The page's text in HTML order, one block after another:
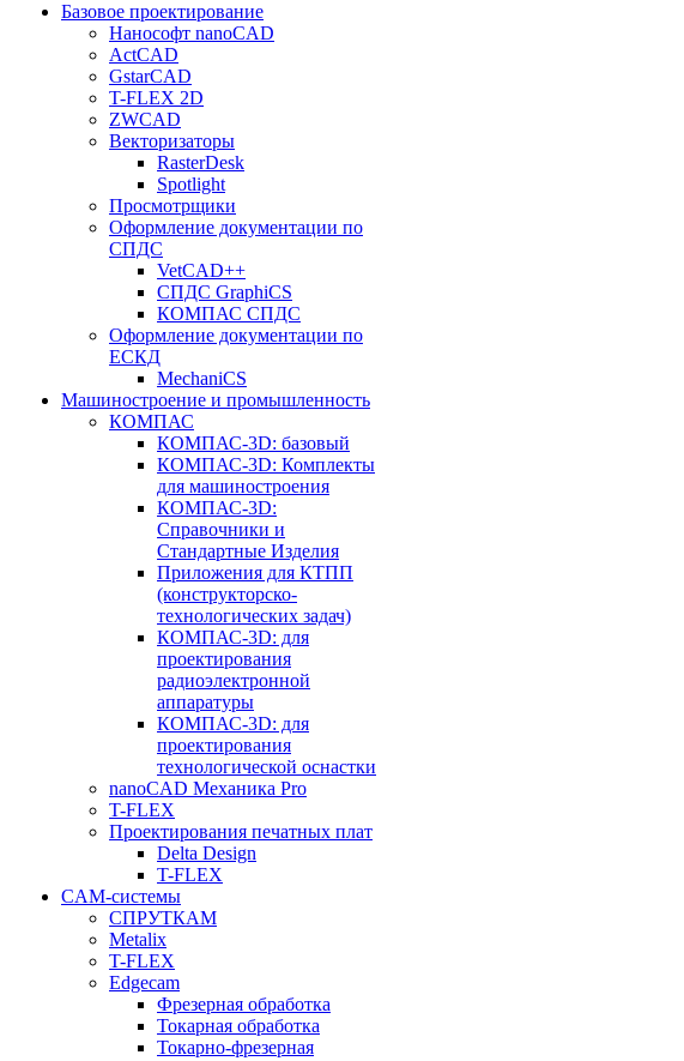
Базовое проектирование
Нанософт nanoCAD
ActCAD
GstarCAD
T-FLEX 2D
ZWCAD
Векторизаторы
RasterDesk
Spotlight
Просмотрщики
Оформление документации по
СПДС
VetCAD++
СПДС GraphiCS
КОМПАС СПДС
Оформление документации по
ЕСКД
MechaniCS
Машиностроение и промышленность
КОМПАС
КОМПАС-3D: базовый
КОМПАС-3D: Комплекты
для машиностроения
КОМПАС-3D:
Справочники и
Стандартные Изделия
Приложения для КТПП
(конструкторско-
технологических задач)
КОМПАС-3D: для
проектирования
радиоэлектронной
аппаратуры
КОМПАС-3D: для
проектирования
технологической оснастки
nanoCAD Механика Pro
T-FLEX
Проектирования печатных плат
Delta Design
T-FLEX
CAM-системы
СПРУТКAM
Metalix
T-FLEX
Edgecam
Фрезерная обработка
Токарная обработка
Токарно-фрезерная